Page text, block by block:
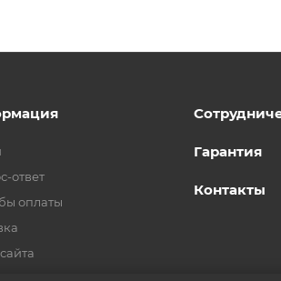
ответ
оплаты
Гарантия
Контакты